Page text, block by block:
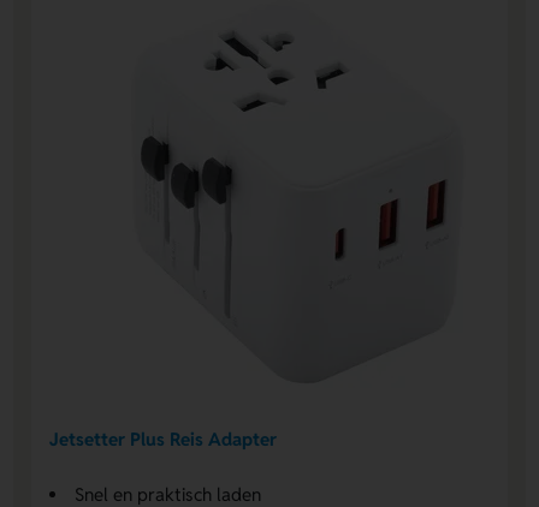
Jetsetter Plus Reis Adapter
Snel en praktisch laden